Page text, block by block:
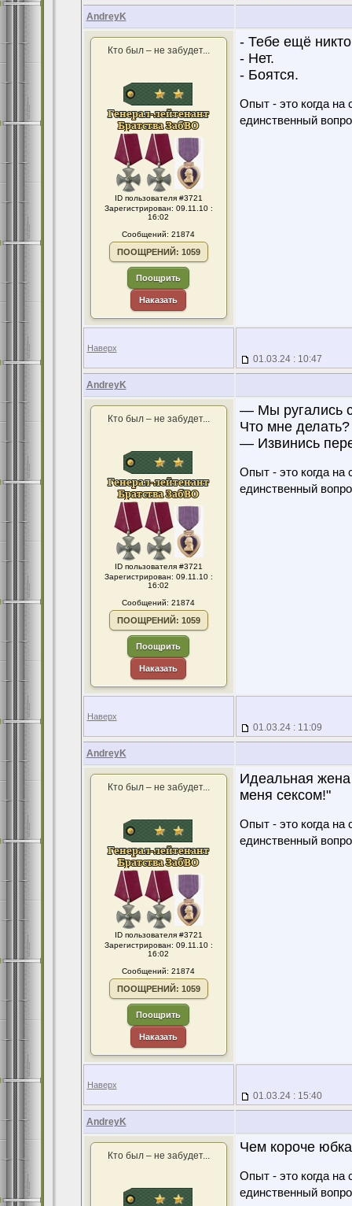
AndreyK
Кто был – не забудет...
ID пользователя #3721
Зарегистрирован: 09.11.10 :
16:02
Сообщений: 21874
ПООЩРЕНИЙ: 1059
Поощрить
Наказать
- Тебе ещё
- Нет.
- Боятся.
Опыт - это когда на
единственный
Наверх
01.03.24 : 10:47
AndreyK
Кто был – не забудет...
ID пользователя #3721
Зарегистрирован: 09.11.10 :
16:02
Сообщений: 21874
ПООЩРЕНИЙ: 1059
Поощрить
Наказать
— Мы ругались
Что мне
— Извинись
Опыт - это когда на
единственный
Наверх
01.03.24 : 11:09
AndreyK
Кто был – не забудет...
ID пользователя #3721
Зарегистрирован: 09.11.10 :
16:02
Сообщений: 21874
ПООЩРЕНИЙ: 1059
Поощрить
Наказать
Идеальная жена
меня сексом!"
Опыт - это когда на
единственный
Наверх
01.03.24 : 15:40
AndreyK
Кто был – не забудет...
Чем короче
Опыт - это когда на
единственный